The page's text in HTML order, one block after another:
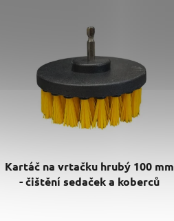
Kartáč na vrtačku hrubý 100 mm
- čištění sedaček a koberců